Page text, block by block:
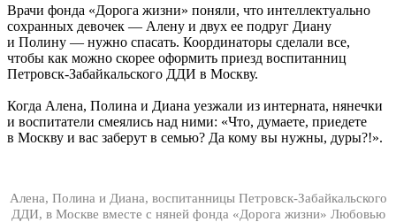
Врачи фонда «Дорога жизни» поняли, что интеллектуально
сохранных девочек — Алену и двух ее подруг Диану
и Полину — нужно спасать. Координаторы сделали все,
чтобы как можно скорее оформить приезд воспитанниц
Петровск-Забайкальского ДДИ в Москву.
Когда Алена, Полина и Диана уезжали из интерната, нянечки
и воспитатели смеялись над ними: «Что, думаете, приедете
в Москву и вас заберут в семью? Да кому вы нужны, дуры?!».
Алена, Полина и Диана, воспитанницы Петровск-Забайкальского
ДДИ, в Москве вместе с няней фонда «Дорога жизни» Любовью